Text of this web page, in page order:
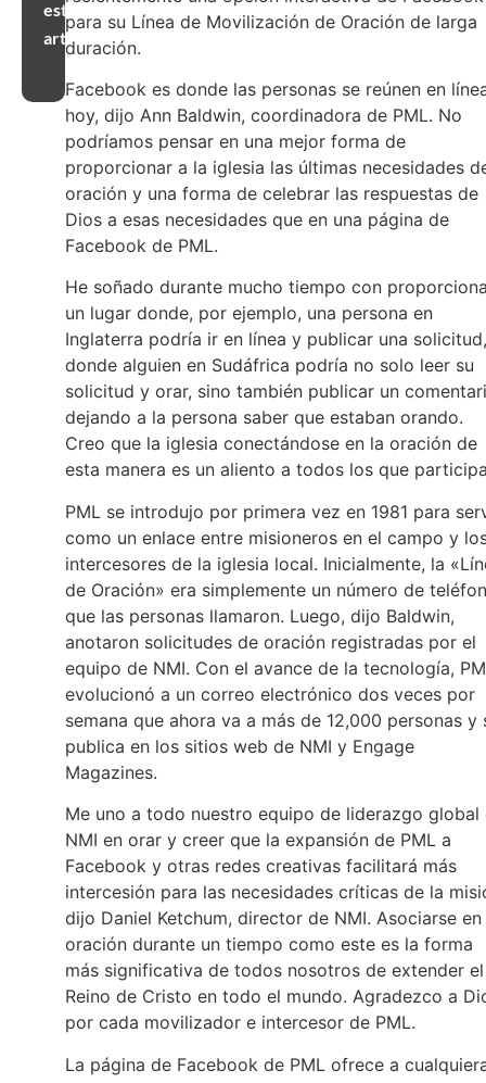
este
artículo
para su Línea de Movilización de Oración de larga
duración.
Facebook es donde las personas se reúnen en
hoy, dijo Ann Baldwin, coordinadora de PML. No
podríamos pensar en una mejor forma de
proporcionar a la iglesia las últimas necesidades
oración y una forma de celebrar las respuestas de
Dios a esas necesidades que en una página de
Facebook de PML.
He soñado durante mucho tiempo con
un lugar donde, por ejemplo, una persona en
Inglaterra podría ir en línea y publicar una
donde alguien en Sudáfrica podría no solo leer su
solicitud y orar, sino también publicar un
dejando a la persona saber que estaban orando.
Creo que la iglesia conectándose en la oración de
esta manera es un aliento a todos los que
PML se introdujo por primera vez en 1981 para
como un enlace entre misioneros en el campo y
intercesores de la iglesia local. Inicialmente, la
de Oración» era simplemente un número de
que las personas llamaron. Luego, dijo Baldwin,
anotaron solicitudes de oración registradas por el
equipo de NMI. Con el avance de la tecnología,
evolucionó a un correo electrónico dos veces por
semana que ahora va a más de 12,000 personas y
publica en los sitios web de NMI y Engage
Magazines.
Me uno a todo nuestro equipo de liderazgo global
NMI en orar y creer que la expansión de PML a
Facebook y otras redes creativas facilitará más
intercesión para las necesidades críticas de la
dijo Daniel Ketchum, director de NMI. Asociarse en
oración durante un tiempo como este es la forma
más significativa de todos nosotros de extender el
Reino de Cristo en todo el mundo. Agradezco a
por cada movilizador e intercesor de PML.
La página de Facebook de PML ofrece a